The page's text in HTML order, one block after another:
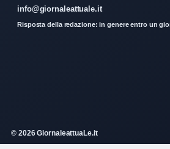
info@giornaleattuale.it
Risposta della redazione: in genere entro un
© 2026 GiornaleattuaLe.it